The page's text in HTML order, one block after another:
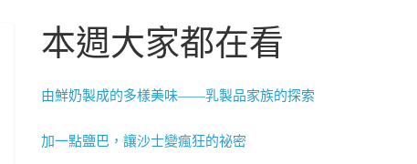
本週大家都在看
由鮮奶製成的多樣美味——乳製品家族的探索
加一點鹽巴，讓沙士變瘋狂的祕密